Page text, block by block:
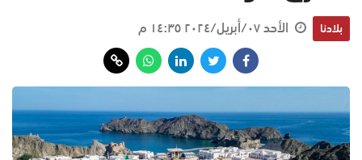
بلادنا الأحد ٠٧/أبريل/٢٠٢٤ ١٤:٣٥ م